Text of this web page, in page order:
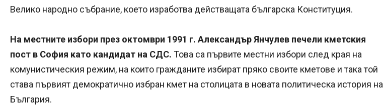
Велико народно събрание, което изработва действащата българска Конституция.
На местните избори през октомври 1991 г. Александър Янчулев печели кметския
пост в София като кандидат на СДС. Това са първите местни избори след края на
комунистическия режим, на които гражданите избират пряко своите кметове и така той
става първият демократично избран кмет на столицата в новата политическа история на
България.